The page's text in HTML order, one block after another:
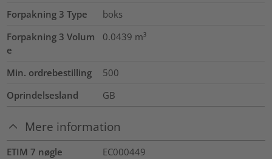
Forpakning 3 Type
boks
Forpakning 3 Volum
e
0.0439 m³
Min. ordrebestilling
500
Oprindelsesland
GB
Mere information
ETIM 7 nøgle
EC000449